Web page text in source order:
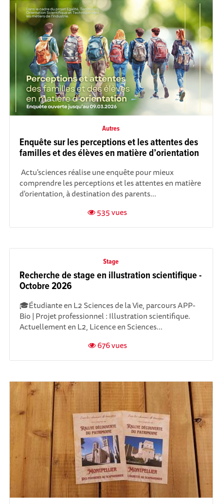
Autres
Enquête sur les perceptions et les attentes des
familles et des élèves en matière d’orientation
Actu'sciences réalise une enquête pour mieux
compr endre les perceptions et les attentes en matière
d'orientation, à destination des parents...
535 vues
Stage
Recherche de stage en illustration scientifique -
Octobre 2026
🎓Étudiante en L2 Sciences de la Vie, parcours APP-
Bio | Projet professionnel : Illustration scientifique.
Actuellement en L2, Licence en Sciences...
676 vues